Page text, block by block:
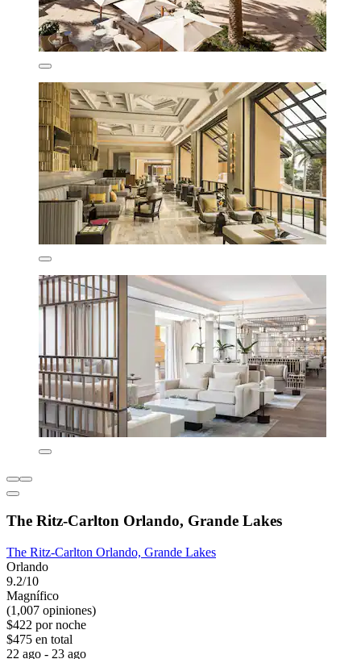
The Ritz-Carlton Orlando, Grande Lakes
The Ritz-Carlton Orlando, Grande Lakes
Orlando
9.2/10
Magnífico
(1,007 opiniones)
$422 por noche
$475 en total
22 ago - 23 ago